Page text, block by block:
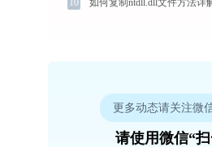
10 如何复制ntdll.dll文件方法详
更多动态请关注微
请使用微信“